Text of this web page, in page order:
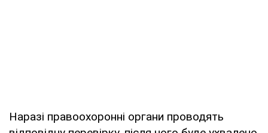
Наразі правоохоронні органи проводять